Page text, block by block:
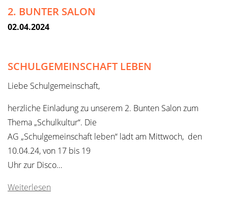
2. BUNTER SALON
02.04.2024
SCHULGEMEINSCHAFT LEBEN
Liebe Schulgemeinschaft,
herzliche Einladung zu unserem 2. Bunten Salon zum
Thema „Schulkultur“. Die
AG „Schulgemeinschaft leben“ lädt am Mittwoch, den
10.04.24, von 17 bis 19
Uhr zur Disco…
Weiterlesen